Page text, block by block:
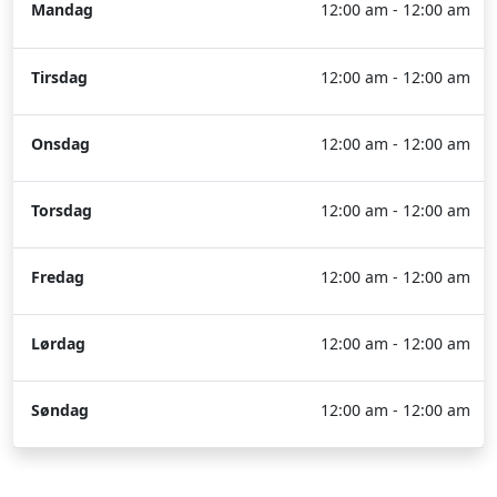
Mandag 12:00 am - 12:00 am
Tirsdag 12:00 am - 12:00 am
Onsdag 12:00 am - 12:00 am
Torsdag 12:00 am - 12:00 am
Fredag 12:00 am - 12:00 am
Lørdag 12:00 am - 12:00 am
Søndag 12:00 am - 12:00 am